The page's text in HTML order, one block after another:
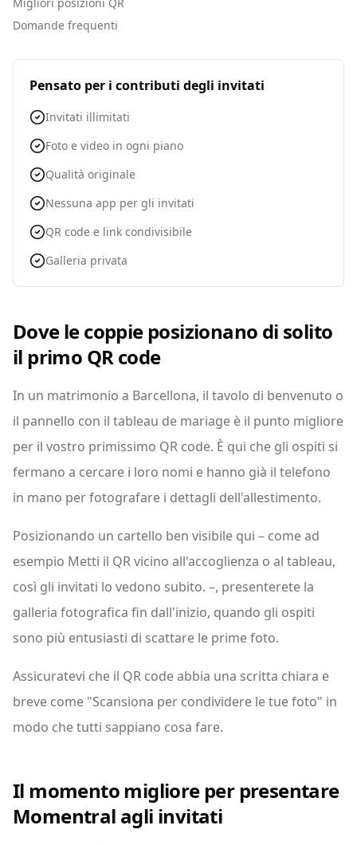
Domande frequenti
Pensato per i contributi degli invitati
Invitati illimitati
Foto e video in ogni piano
Qualità originale
Nessuna app per gli invitati
QR code e link condivisibile
Galleria privata
Dove le coppie posizionano di solito
il primo QR code
In un matrimonio a Barcellona, il tavolo di benvenuto o
il pannello con il tableau de mariage è il punto migliore
per il vostro primissimo QR code. È qui che gli ospiti si
fermano a cercare i loro nomi e hanno già il telefono
in mano per fotografare i dettagli dell'allestimento.
Posizionando un cartello ben visibile qui – come ad
esempio Metti il QR vicino all'accoglienza o al tableau,
così gli invitati lo vedono subito. –, presenterete la
galleria fotografica fin dall'inizio, quando gli ospiti
sono più entusiasti di scattare le prime foto.
Assicuratevi che il QR code abbia una scritta chiara e
breve come "Scansiona per condividere le tue foto" in
modo che tutti sappiano cosa fare.
Il momento migliore per presentare
Momentral agli invitati